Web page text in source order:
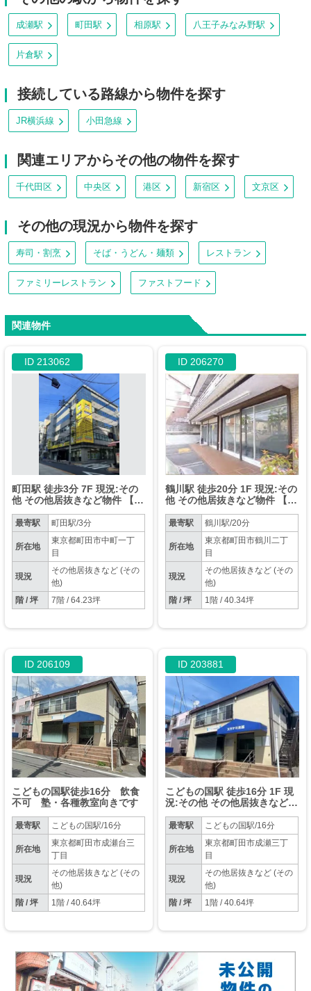
成瀬駅 町田駅 相原駅 八王子みなみ野駅
片倉駅
接続している路線から物件を探す
JR横浜線 小田急線
関連エリアからその他の物件を探す
千代田区 中央区 港区 新宿区 文京区
その他の現況から物件を探す
寿司・割烹 そば・うどん・麺類 レストラン
ファミリーレストラン ファストフード
関連物件
ID 213062
町田駅 徒歩3分 7F 現況:その
他 その他居抜きなど物件 【飲
最寄駅 町田駅/3分
所在地
東京都町田市中町一丁
目
現況
その他居抜きなど (その
他)
階 / 坪
7階 / 64.23坪
ID 206270
鶴川駅 徒歩20分 1F 現況:その
他 その他居抜きなど物件 【業
最寄駅 鶴川駅/20分
所在地
東京都町田市鶴川二丁
目
現況
その他居抜きなど (その
他)
階 / 坪
1階 / 40.34坪
ID 206109
こどもの国駅徒歩16分 飲食
不可 塾・各種教室向きです
最寄駅 こどもの国駅/16分
所在地
東京都町田市成瀬台三
丁目
現況
その他居抜きなど (その
他)
階 / 坪
1階 / 40.64坪
ID 203881
こどもの国駅 徒歩16分 1F 現
況:その他 その他居抜きなど物
200126
最寄駅 こどもの国駅/16分
所在地
東京都町田市成瀬三丁
目
現況
その他居抜きなど (その
他)
階 / 坪
1階 / 40.64坪